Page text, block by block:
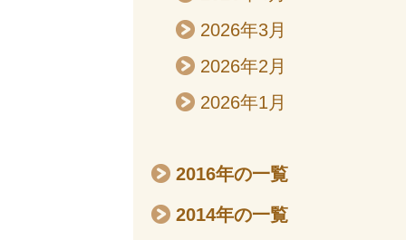
2026年3月
2026年2月
2026年1月
2016年の一覧
2014年の一覧